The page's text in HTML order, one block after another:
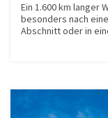
Ein 1.600 km langer
besonders nach
Abschnitt oder in